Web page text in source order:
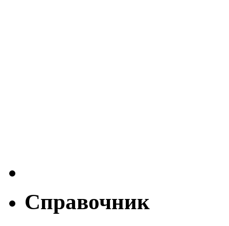
Справочник